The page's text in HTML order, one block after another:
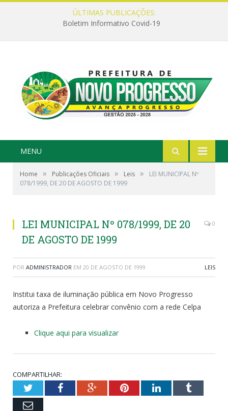
ÚLTIMAS PUBLICAÇÕES:
Boletim Informativo Covid-19
MENU
Home » Publicações Oficiais » Leis »
LEI MUNICIPAL Nº
078/1999, DE 20 DE AGOSTO DE 1999
LEI MUNICIPAL Nº 078/1999, DE 20
DE AGOSTO DE 1999
0
POR ADMINISTRADOR EM 20 DE AGOSTO DE 1999 LEIS
Institui taxa de iluminação pública em Novo Progresso
autoriza a Prefeitura celebrar convênio com a rede Celpa
Clique aqui para visualizar
COMPARTILHAR:
TwitterFacebookGoogle+PinterestLinkedInTumblr
Email